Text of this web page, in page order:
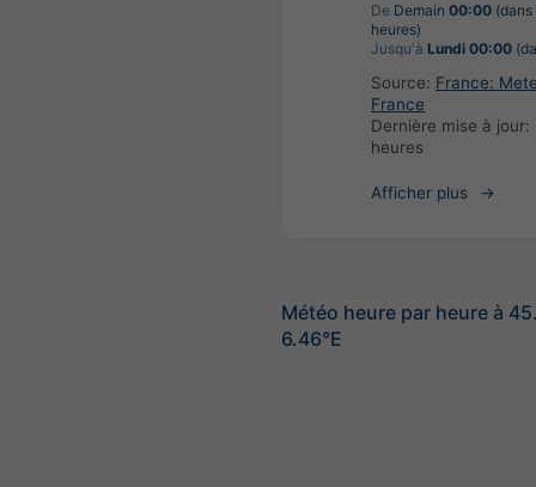
De Demain 00:00 (dans
heures)
Jusqu'à Lundi 00:00
Source: France:
France
Dernière mise à jour:
heures
Afficher plus
Météo heure par heure à
6.46°E